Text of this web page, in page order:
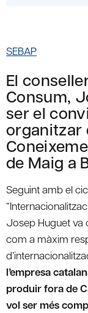
SEBAP
El
Consum,
ser el
organitzar
de Maig a
Seguint amb el
Josep Huguet va
com a màxim
l’empresa
produir fora de
vol ser més